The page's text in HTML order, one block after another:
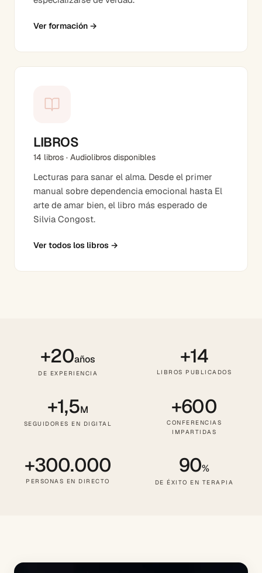
Ver formación →
LIBROS
14 libros · Audiolibros disponibles
Lecturas para sanar el alma. Desde el primer
manual sobre dependencia emocional hasta El
arte de amar bien, el libro más esperado de
Silvia Congost.
Ver todos los libros →
+20años
DE EXPERIENCIA
+14
LIBROS PUBLICADOS
+1,5M
SEGUIDORES EN DIGITAL
+600
CONFERENCIAS
IMPARTIDAS
+300.000
PERSONAS EN DIRECTO
90%
DE ÉXITO EN TERAPIA